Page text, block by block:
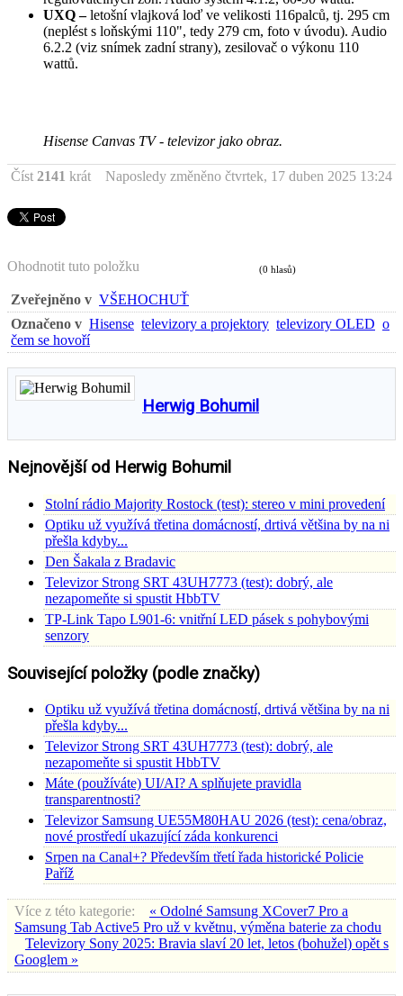
UXQ –letošní vlajková loď ve velikosti 116palců, tj. 295 cm
(neplést s loňskými 110", tedy 279 cm, foto v úvodu). Audio
6.2.2 (viz snímek zadní strany), zesilovač o výkonu 110
wattů.
Hisense Canvas TV - televizor jako obraz.
Číst 2141 krát Naposledy změněno čtvrtek, 17 duben 2025 13:24
Ohodnotit tuto položku (0 hlasů)
Zveřejněno v VŠEHOCHUŤ
Označeno v Hisense televizory a projektory televizory OLED o
čem se hovoří
Herwig Bohumil
Nejnovější od Herwig Bohumil
Stolní rádio Majority Rostock (test): stereo v mini provedení
Optiku už využívá třetina domácností, drtivá většina by na ni
přešla kdyby...
Den Šakala z Bradavic
Televizor Strong SRT 43UH7773 (test): dobrý, ale
nezapomeňte si spustit HbbTV
TP-Link Tapo L901-6: vnitřní LED pásek s pohybovými
senzory
Související položky (podle značky)
Optiku už využívá třetina domácností, drtivá většina by na ni
přešla kdyby...
Televizor Strong SRT 43UH7773 (test): dobrý, ale
nezapomeňte si spustit HbbTV
Máte (používáte) UI/AI? A splňujete pravidla
transparentnosti?
Televizor Samsung UE55M80HAU 2026 (test): cena/obraz,
nové prostředí ukazující záda konkurenci
Srpen na Canal+? Především třetí řada historické Policie
Paříž
Více z této kategorie:
« Odolné Samsung XCover7 Pro a
Samsung Tab Active5 Pro už v květnu, výměna baterie za chodu
Televizory Sony 2025: Bravia slaví 20 let, letos (bohužel) opět s
Googlem »